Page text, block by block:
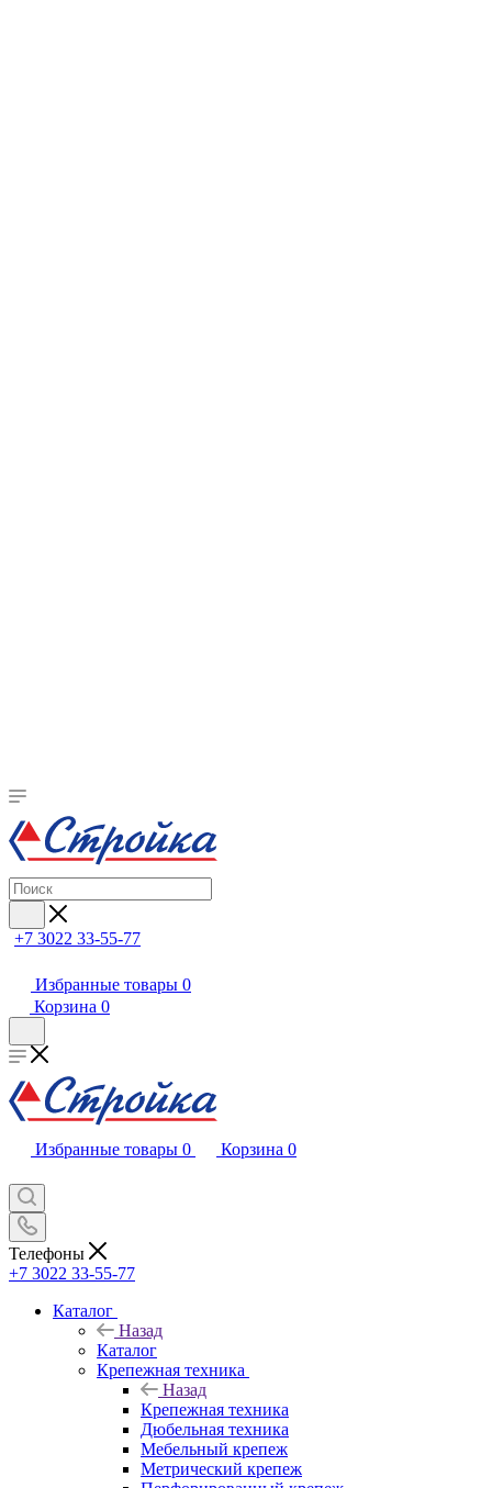
+7 3022 33-55-77
Избранные товары 0
Корзина 0
Избранные товары 0 Корзина 0
Телефоны
+7 3022 33-55-77
Каталог
Назад
Каталог
Крепежная техника
Назад
Крепежная техника
Дюбельная техника
Мебельный крепеж
Метрический крепеж